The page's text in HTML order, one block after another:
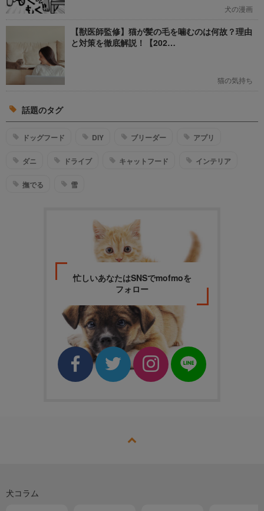
犬の漫画
【獣医師監修】猫が髪の毛を噛むのは何故？理由
と対策を徹底解説！【202…
猫の気持ち
話題のタグ
ドッグフード DIY ブリーダー アプリ
ダニ ドライブ キャットフード インテリア
撫でる 雪
忙しいあなたはSNSでmofmoを
フォロー
犬コラム